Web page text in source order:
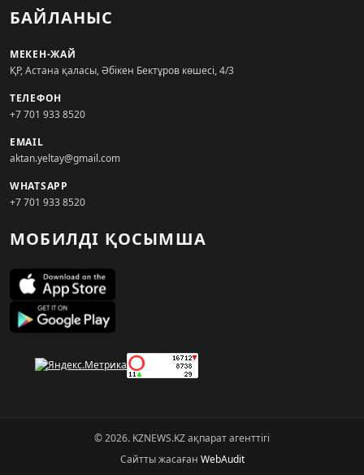
БАЙЛАНЫС
МЕКЕН-ЖАЙ
ҚР, Астана қаласы, Әбікен Бектұров көшесі, 4/3
ТЕЛЕФОН
+7 701 933 8520
EMAIL
aktan.yeltay@gmail.com
WHATSAPP
+7 701 933 8520
МОБИЛДІ ҚОСЫМША
© 2026. KZNEWS.KZ ақпарат агенттігі
Сайтты жасаған WebAudit